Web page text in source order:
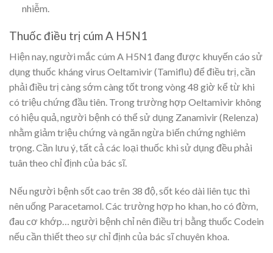
nhiễm.
Thuốc điều trị cúm A H5N1
Hiện nay, người mắc cúm A H5N1 đang được khuyến cáo sử
dụng thuốc kháng virus Oeltamivir (Tamiflu) để điều trị, cần
phải điều trị càng sớm càng tốt trong vòng 48 giờ kể từ khi
có triệu chứng đầu tiên. Trong trường hợp Oeltamivir không
có hiệu quả, người bệnh có thể sử dụng Zanamivir (Relenza)
nhằm giảm triệu chứng và ngăn ngừa biến chứng nghiêm
trọng. Cần lưu ý, tất cả các loại thuốc khi sử dụng đều phải
tuân theo chỉ định của bác sĩ.
Nếu người bệnh sốt cao trên 38 độ, sốt kéo dài liên tục thì
nên uống Paracetamol. Các trường hợp ho khan, ho có đờm,
đau cơ khớp… người bệnh chỉ nên điều trị bằng thuốc Codein
nếu cần thiết theo sự chỉ định của bác sĩ chuyên khoa.